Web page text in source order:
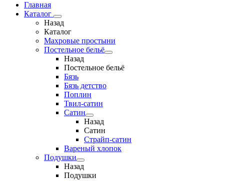
Главная
Каталог
Назад
Каталог
Махровые простыни
Постельное бельё
Назад
Постельное бельё
Бязь
Бязь детство
Поплин
Твил-сатин
Сатин
Назад
Сатин
Страйп-сатин
Вареный хлопок
Подушки
Назад
Подушки